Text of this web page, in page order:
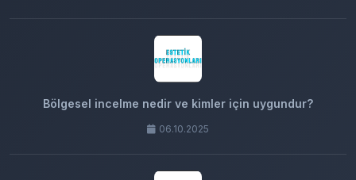
Bölgesel incelme nedir ve kimler için uygundur?
06.10.2025